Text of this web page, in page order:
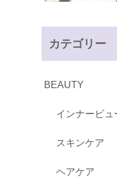
カテゴリー
BEAUTY
インナービュ
スキンケア
ヘアケア